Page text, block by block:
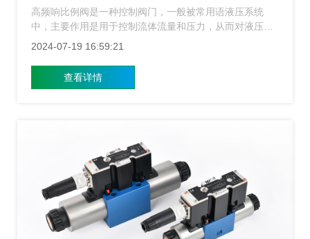
的压力和温度范围？
高频响比例阀是一种控制阀门，一般被常用语液压系统
中，主要作用是用于控制流体流量和压力，从而对液压系
统进行精确的控制。很多用户在选择高频响比例阀的时
对于这个问题，上海高频响比例阀的小编就来给广大用户
简单的介绍一下这方面的内容。
2024-07-19 16:59:21
查看详情